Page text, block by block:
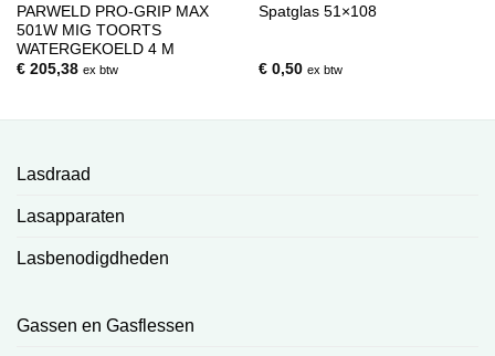
PARWELD PRO-GRIP MAX
501W MIG TOORTS
WATERGEKOELD 4 M
€205,38 ex btw
Spatglas 51×108
€0,50 ex btw
Lasdraad
Lasapparaten
Lasbenodigdheden
Gassen en Gasflessen